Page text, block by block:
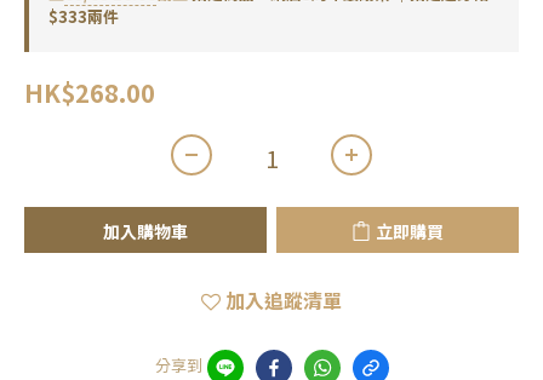
$333兩件
HK$268.00
加入購物車 立即購買
加入追蹤清單
分享到